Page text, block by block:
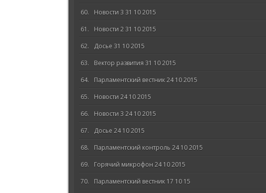
Новости 3 31 10 2015
Новости 2 31 10 2015
Досье 31 10 2015
Вектор развития 31 10 2015
Парламентский вестник 24 10 2015
Новости 24 10 2015
Новости 3 24 10 2015
Досье 24 10 2015
Парламентский контроль 24 10 2015
Горячий микрофон 24 10 2015
Парламентский вестник 17 10 15